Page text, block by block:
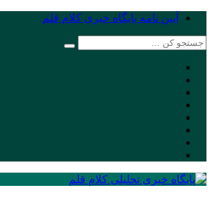
آیین نامه پایگاه خبری کلام قلم